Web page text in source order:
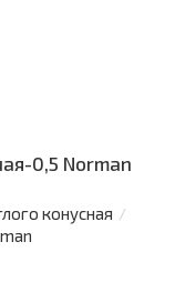
0,5 Norman
конусная